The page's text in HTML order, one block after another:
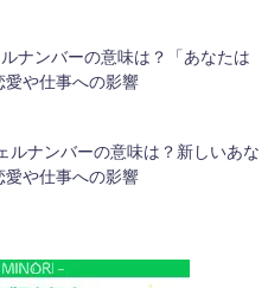
ナンバーの意味は？「あなたは
や仕事への影響
ルナンバーの意味は？新しいあな
や仕事への影響